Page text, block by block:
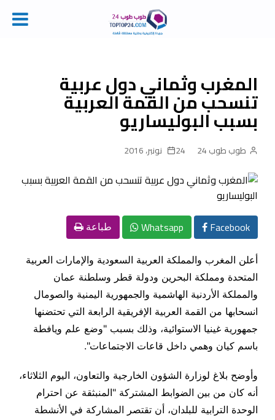
contentالمغرب وثماني دول عربية
تنسحب من القمة العربية
بسبب البوليساريو‎
طوب طوب 24 24 نونبر، 2016
Facebook
Whatsapp طباعة
أعلن المغرب والمملكة العربية السعودية والإمارات العربية
المتحدة ومملكة البحرين ودولة قطر وسلطنة عمان
والمملكة الأردنية الهاشمية والجمهورية اليمنية والصومال
انسحابها من القمة العربية الإفريقية الرابعة التي تحتضنها
جمهورية غينيا الاستوائية، وذلك بسبب "وضع علم ويافطة
باسم كيان وهمي داخل قاعات الاجتماعات".
وأوضح بلاغ لوزارة الشؤون الخارجية والتعاون، اليوم الثلاثاء،
أنه كان من بين الضوابط المشتركة "المنبثقة عن احترام
الوحدة الترابية للبلدان، أن تقتصر المشاركة في الأنشطة